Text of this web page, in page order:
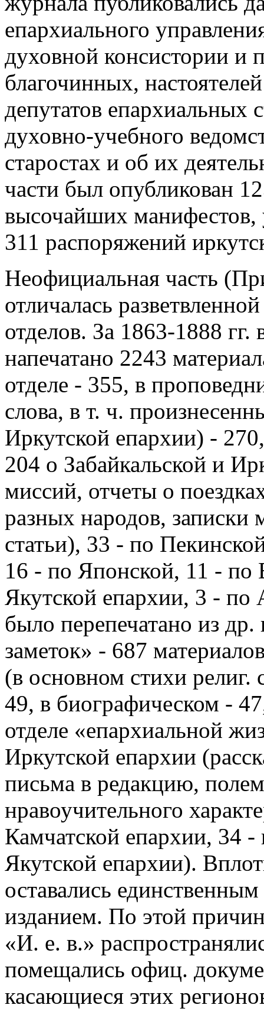
епархиального
духовной консистории и
благочинных,
депутатов епархиальных
духовно-учебного
старостах и об их
части был опубликован
высочайших манифестов,
311 распоряжений
Неофициальная часть
отличалась
отделов. За 1863-1888
напечатано 2243
отделе - 355, в
слова, в т. ч.
Иркутской епархии) -
204 о Забайкальской и
миссий, отчеты о
разных народов, записки
статьи), 33 - по
16 - по Японской, 11 - по
Якутской епархии, 3 - по
было перепечатано из др.
заметок» - 687
(в основном стихи
49, в биографическом -
отделе «епархиальной
Иркутской епархии
письма в редакцию,
нравоучительного
Камчатской епархии, 34
Якутской епархии).
оставались
изданием. По этой
«И. е. в.»
помещались офиц.
касающиеся этих